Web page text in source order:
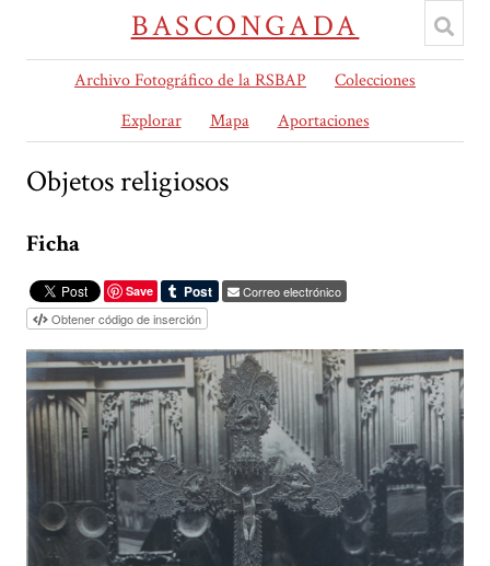
BASCONGADA
Archivo Fotográfico de la RSBAP
Colecciones
Explorar
Mapa Aportaciones
Objetos religiosos
Ficha
Save
Correo electrónico
Obtener código de inserción